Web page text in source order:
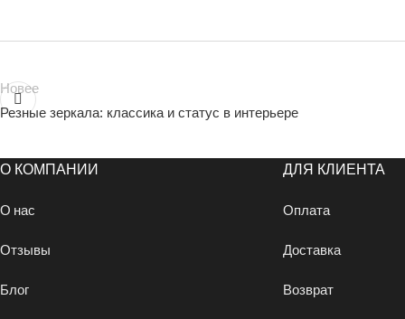
Новее
Резные зеркала: классика и статус в интерьере
О КОМПАНИИ
О нас
Отзывы
Блог
ДЛЯ КЛИЕНТА
Оплата
Доставка
Возврат